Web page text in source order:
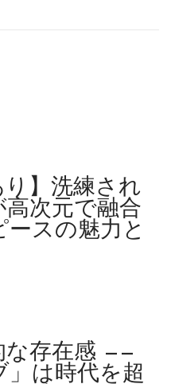
り】洗練され
次元で融合
スの魅力と
な存在感 ——
」は時代を超